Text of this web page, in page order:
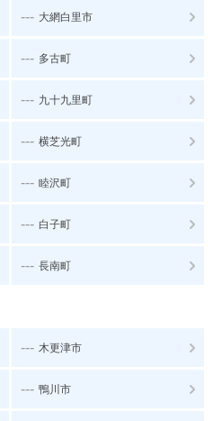
--- 大網白里市
--- 多古町
--- 九十九里町
--- 横芝光町
--- 睦沢町
--- 白子町
--- 長南町
--- 木更津市
--- 鴨川市